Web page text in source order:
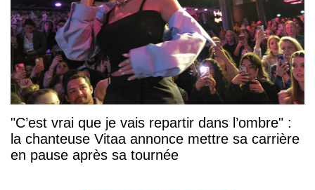
"C’est vrai que je vais repartir dans l’ombre" :
la chanteuse Vitaa annonce mettre sa carrière
en pause après sa tournée